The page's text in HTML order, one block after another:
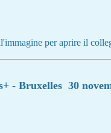
per aprire il
- Bruxelles 30